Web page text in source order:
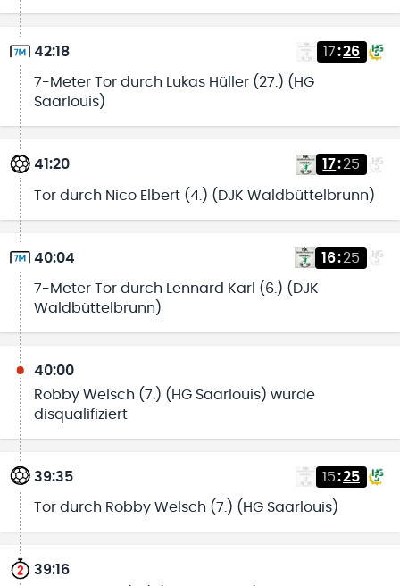
42:18 17:26
7-Meter Tor durch Lukas Hüller (27.) (HG
Saarlouis)
41:20 17:25
Tor durch Nico Elbert (4.) (DJK Waldbüttelbrunn)
40:04 16:25
7-Meter Tor durch Lennard Karl (6.) (DJK
Waldbüttelbrunn)
40:00
Robby Welsch (7.) (HG Saarlouis) wurde
disqualifiziert
39:35 15:25
Tor durch Robby Welsch (7.) (HG Saarlouis)
39:16